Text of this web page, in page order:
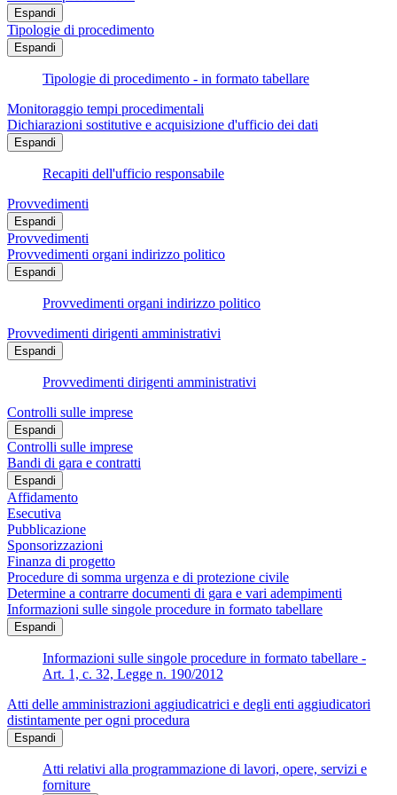
Espandi
Tipologie di procedimento
Espandi
Tipologie di procedimento - in formato tabellare
Monitoraggio tempi procedimentali
Dichiarazioni sostitutive e acquisizione d'ufficio dei dati
Espandi
Recapiti dell'ufficio responsabile
Provvedimenti
Espandi
Provvedimenti
Provvedimenti organi indirizzo politico
Espandi
Provvedimenti organi indirizzo politico
Provvedimenti dirigenti amministrativi
Espandi
Provvedimenti dirigenti amministrativi
Controlli sulle imprese
Espandi
Controlli sulle imprese
Bandi di gara e contratti
Espandi
Affidamento
Esecutiva
Pubblicazione
Sponsorizzazioni
Finanza di progetto
Procedure di somma urgenza e di protezione civile
Determine a contrarre documenti di gara e vari adempimenti
Informazioni sulle singole procedure in formato tabellare
Espandi
Informazioni sulle singole procedure in formato tabellare -
Art. 1, c. 32, Legge n. 190/2012
Atti delle amministrazioni aggiudicatrici e degli enti aggiudicatori
distintamente per ogni procedura
Espandi
Atti relativi alla programmazione di lavori, opere, servizi e
forniture